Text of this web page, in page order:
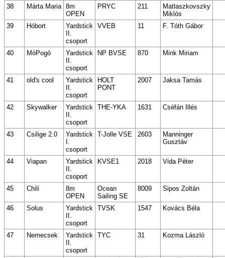
38 Márta Maria 8m
OPEN
PRYC 211
Matlaszkovszky
Miklós
39
Hóbort
Yardstick
II.
csoport
VVEB 11 F. Tóth Gábor
40 MóPogó
Yardstick
II.
csoport
NP BVSE 870 Mink Miriam
41 old's cool
Yardstick
II.
csoport
HOLT
PONT
2007 Jaksa Tamás
42 Skywalker
Yardstick
II.
csoport
THE-YKA 1631 Cséfán Illés
43 Csilige 2.0
Yardstick
I.
csoport
T-Jolle VSE 2603
Manninger
Gusztáv
44 Viapan
Yardstick
II.
csoport
KVSE1 2018 Vida Péter
45 Chili
8m
OPEN
Ocean
Sailing SE
8009 Sipos Zoltán
46 Solus
Yardstick
II.
csoport
TVSK 1547 Kovács Béla
47 Nemecsek
Yardstick
II.
csoport
TYC 31 Kozma László